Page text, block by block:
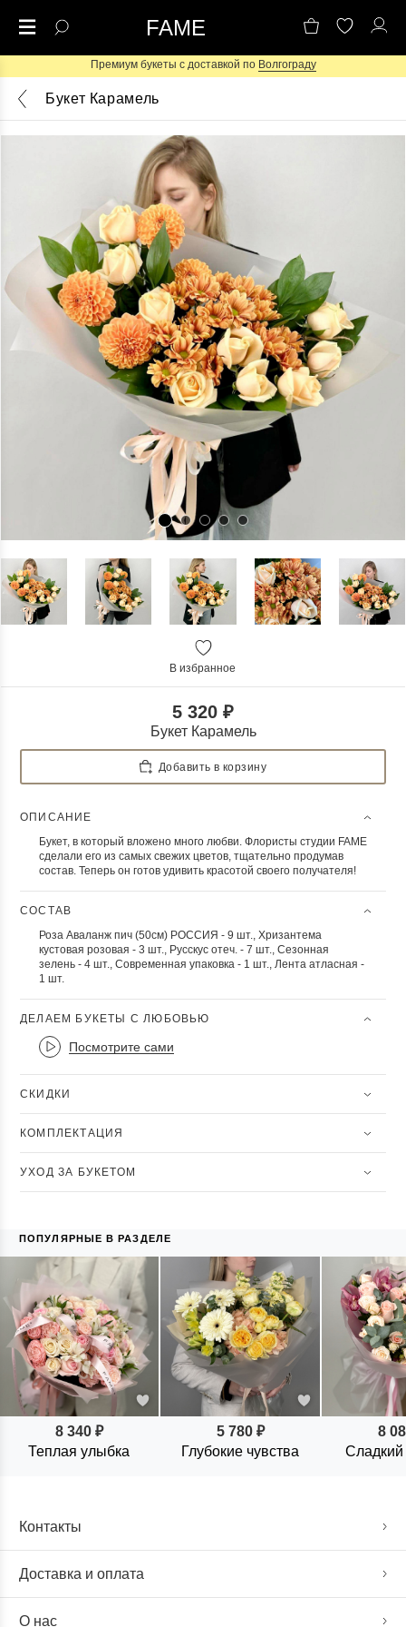
FAME
Премиум букеты с доставкой по Волгограду
Букет Карамель
В избранное
5 320 ₽
Букет Карамель
Добавить в корзину
ОПИСАНИЕ
Букет, в который вложено много любви. Флористы студии FAME
сделали его из самых свежих цветов, тщательно продумав
состав. Теперь он готов удивить красотой своего получателя!
СОСТАВ
Роза Аваланж пич (50см) РОССИЯ - 9 шт., Хризантема
кустовая розовая - 3 шт., Русскус отеч. - 7 шт., Сезонная
зелень - 4 шт., Современная упаковка - 1 шт., Лента атласная -
1 шт.
ДЕЛАЕМ БУКЕТЫ С ЛЮБОВЬЮ
Посмотрите сами
СКИДКИ
КОМПЛЕКТАЦИЯ
УХОД ЗА БУКЕТОМ
ПОПУЛЯРНЫЕ В РАЗДЕЛЕ
8 340 ₽
Теплая улыбка
5 780 ₽
Глубокие чувства
8
Контакты
Доставка и оплата
О нас